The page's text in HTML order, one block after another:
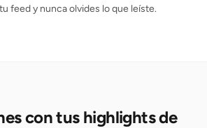
feed y nunca olvides lo que leíste.
con tus highlights de